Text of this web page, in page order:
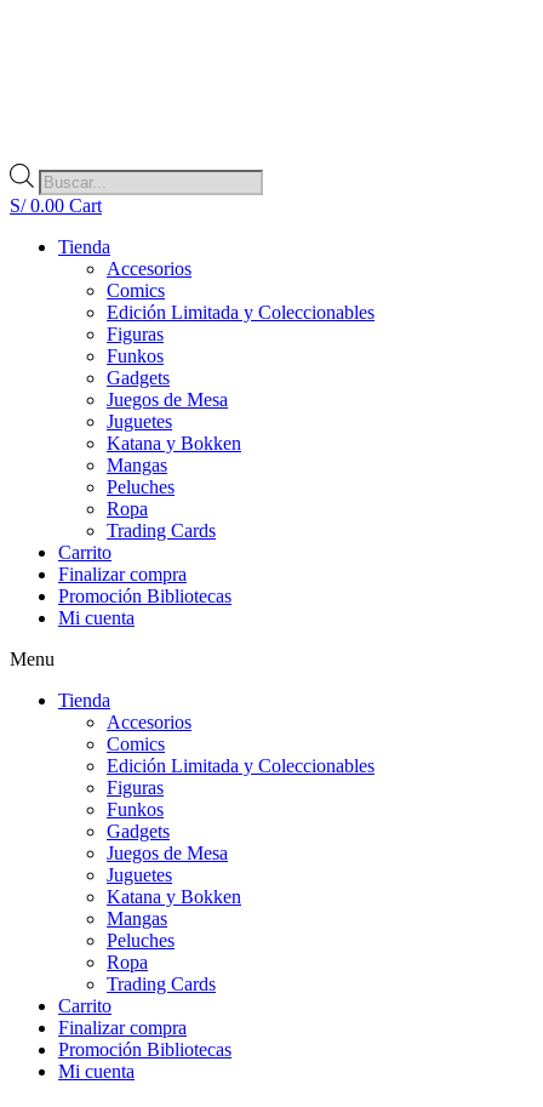
Búsqueda
de
productos
S/0.00 Cart
Tienda
Accesorios
Comics
Edición Limitada y Coleccionables
Figuras
Funkos
Gadgets
Juegos de Mesa
Juguetes
Katana y Bokken
Mangas
Peluches
Ropa
Trading Cards
Carrito
Finalizar compra
Promoción Bibliotecas
Mi cuenta
Menu
Tienda
Accesorios
Comics
Edición Limitada y Coleccionables
Figuras
Funkos
Gadgets
Juegos de Mesa
Juguetes
Katana y Bokken
Mangas
Peluches
Ropa
Trading Cards
Carrito
Finalizar compra
Promoción Bibliotecas
Mi cuenta